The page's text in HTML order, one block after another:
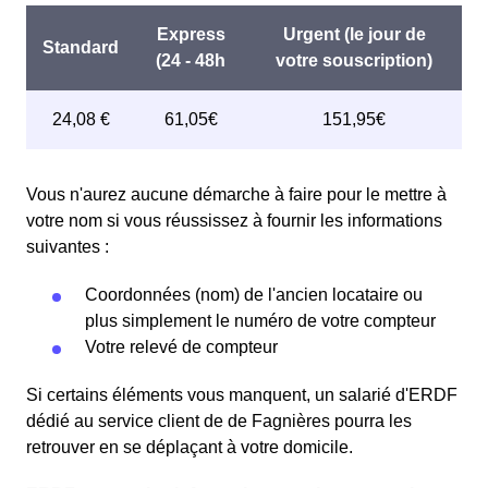
Vous n'aurez aucune démarche à faire pour le mettre à
votre nom si vous réussissez à fournir les informations
suivantes :
Coordonnées (nom) de l'ancien locataire ou
plus simplement le numéro de votre compteur
Votre relevé de compteur
Si certains éléments vous manquent, un salarié d'ERDF
dédié au service client de de Fagnières pourra les
retrouver en se déplaçant à votre domicile.